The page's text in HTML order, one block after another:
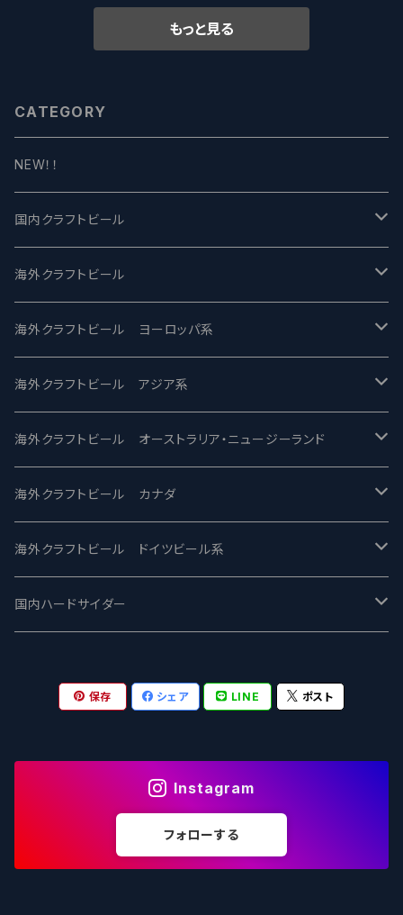
もっと見る
CATEGORY
NEW！！
国内クラフトビール
UCHU BREWING -うちゅうブルーイング
バテレ -VERTERE
2nd Story Ale Works -セカンドストーリー
ビアへるん - Beer Hearn
忽布古丹醸造 - HOP KOTAN
ワイマーケットブルーイング Y.Market Brewing
志賀高原ビール - SIGAKOGEN
箕面ビール - MINOH BEER
サンクトガーレン - Sankt Gallen
ウェストコーストブルーイング -WCB
海外クラフトビール
Modern Times モダンタイムズ
Maui マウイ
Toppling Goliath トップリンゴライアス
Fair State フェアステイト
Lagunitas ラグニタス
FirestoneWalker ファイアストーン
Mikkeller ミッケラー
Hop Nation ホップネーション
Brewski ブリュースキー
海外クラフトビール ヨーロッパ系
UnBarred -アンバード
SAIREN /サイレン
ワイルドチャイルド - Wilde Child
BrewDog Brewery - ブリュードッグ
The Flying Inn / ザ フライイング イン
Lambiek Fabriek - ファブリーク
Marble / マーブル
Buxton - バクストン
海外クラフトビール アジア系
gweilo-鬼佬 グウァイロ
Heart Of Darkness - ハートオブダークネス
Carbon brews -カーボン
TAIHU - タイフー
Behemoth - ベヒーモス
海外クラフトビール オーストラリア・ニュージーランド
ROCKY RIDGE - ロッキーリッジ
BODRIGGY BREWING ボッドリッジー
CO-CONSPIRATORS コ・コンスピレーターズ
Deep Creek Brewing Co.
8 Wired エイトワイアード
Isthmus イスムス
海外クラフトビール カナダ
Jackie O's ジャッキーオーズ
Westbrook ウェストブルック
Strathcona ストラスコナ
ODIN BREWING オディン
Electric Bicycle エレクトリックバイシクル
海外クラフトビール ドイツビール系
Karmeliten カーメリテン
Früh フリュー
Plank プランク
Tucher トゥーハー
国内ハードサイダー
保存 シェア LINE ポスト
Instagram
フォローする